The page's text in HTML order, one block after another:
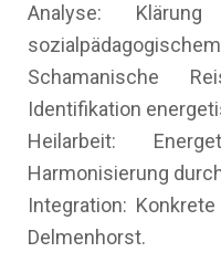
Analyse:
Schamanische
Identifikation
Heilarbeit:
Harmonisierung
Integration:
Delmenhorst.